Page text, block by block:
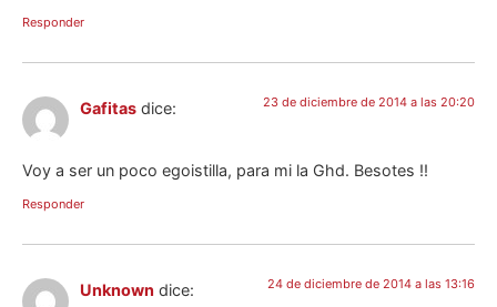
Responder
Gafitas dice: 23 de diciembre de 2014 a las 20:20
Voy a ser un poco egoistilla, para mi la Ghd. Besotes !!
Responder
Unknown dice: 24 de diciembre de 2014 a las 13:16